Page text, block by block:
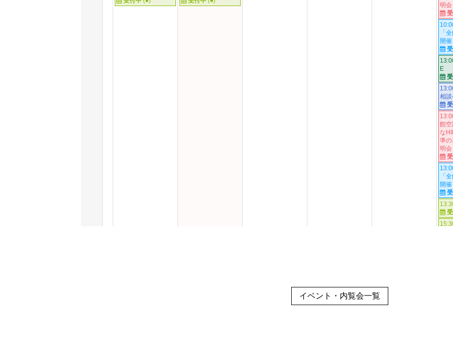
イベント・内覧会一覧